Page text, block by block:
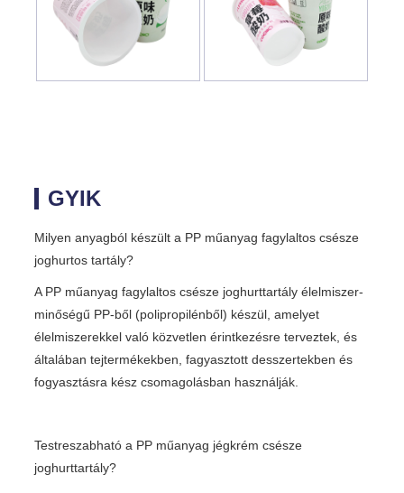
GYIK
Milyen anyagból készült a PP műanyag fagylaltos csésze
joghurtos tartály?
A PP műanyag fagylaltos csésze joghurttartály élelmiszer-
minőségű PP-ből (polipropilénből) készül, amelyet
élelmiszerekkel való közvetlen érintkezésre terveztek, és
általában tejtermékekben, fagyasztott desszertekben és
fogyasztásra kész csomagolásban használják.
Testreszabható a PP műanyag jégkrém csésze
joghurttartály?